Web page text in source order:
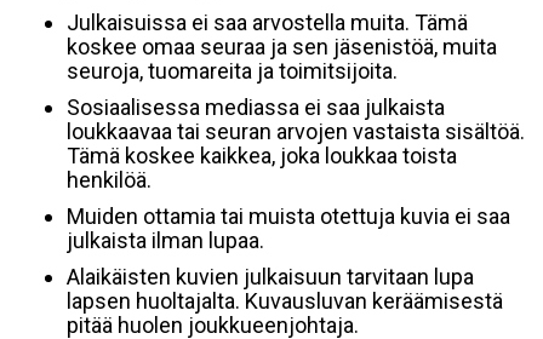
Julkaisuissa ei saa arvostella muita. Tämä
koskee omaa seuraa ja sen jäsenistöä, muita
seuroja, tuomareita ja toimitsijoita.
Sosiaalisessa mediassa ei saa julkaista
loukkaavaa tai seuran arvojen vastaista sisältöä.
Tämä koskee kaikkea, joka loukkaa toista
henkilöä.
Muiden ottamia tai muista otettuja kuvia ei saa
julkaista ilman lupaa.
Alaikäisten kuvien julkaisuun tarvitaan lupa
lapsen huoltajalta. Kuvausluvan keräämisestä
pitää huolen joukkueenjohtaja.